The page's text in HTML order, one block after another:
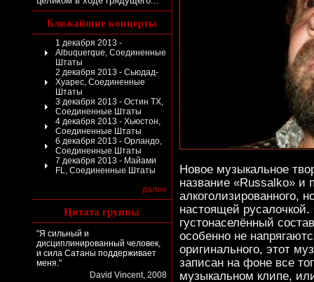
Ближайшие концерты
1 декабря 2013 -
Albuquerque, Соединенные
Штаты
2 декабря 2013 - Сьюдад-
Хуарес, Соединенные
Штаты
3 декабря 2013 - Остин TX,
Соединенные Штаты
4 декабря 2013 - Хьюстон,
Соединенные Штаты
6 декабря 2013 - Орландо,
Соединенные Штаты
7 декабря 2013 - Майами
FL, Соединенные Штаты
далее
Цитата группы
"Я сильный и
дисциплинированный человек,
и сила Сатаны поддерживает
меня."
David Vincent, 2008
Новое музыкальное
название «Russalko» и
алкоголизированного,
настоящей
густонаселённый
особенно не
оригинального, этот
записан на фоне все
музыкальном клипе,